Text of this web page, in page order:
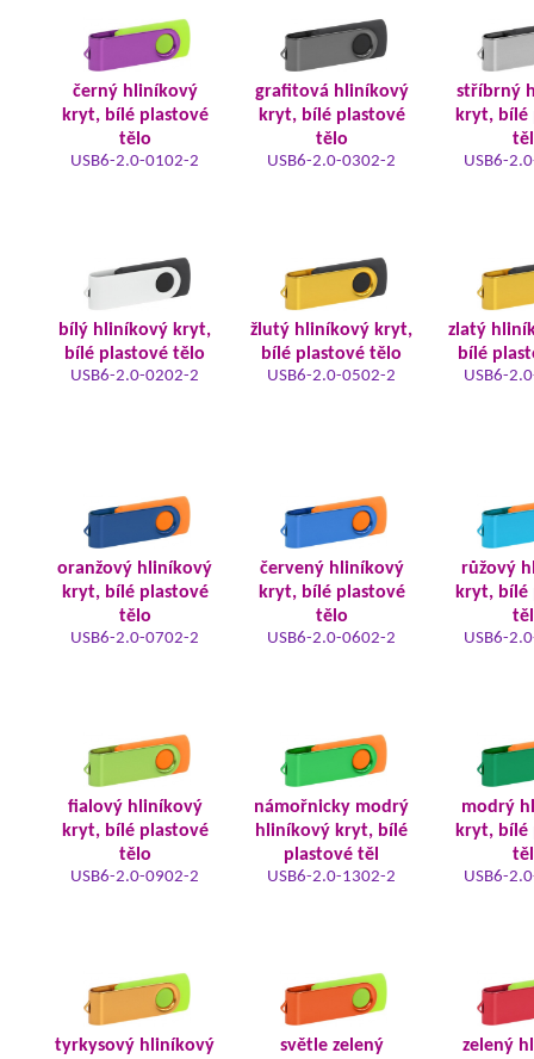
černý hliníkový
kryt, bílé plastové
tělo
USB6-2.0-0102-2
grafitová hliníkový
kryt, bílé plastové
tělo
USB6-2.0-0302-2
stříbrný
kryt, bílé
USB6-
bílý hliníkový kryt,
bílé plastové tělo
USB6-2.0-0202-2
žlutý hliníkový kryt,
bílé plastové tělo
USB6-2.0-0502-2
zlatý
bílé
USB6-
oranžový hliníkový
kryt, bílé plastové
tělo
USB6-2.0-0702-2
červený hliníkový
kryt, bílé plastové
tělo
USB6-2.0-0602-2
růžový
kryt, bílé
USB6-
fialový hliníkový
kryt, bílé plastové
tělo
USB6-2.0-0902-2
námořnicky modrý
hliníkový kryt, bílé
plastové těl
USB6-2.0-1302-2
modrý
kryt, bílé
USB6-
tyrkysový hliníkový
světle zelený
zelený